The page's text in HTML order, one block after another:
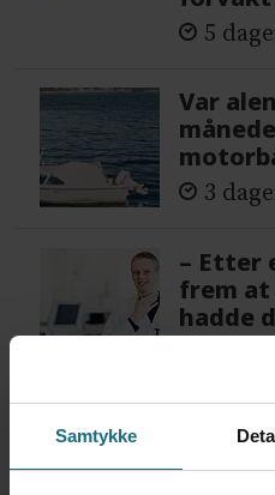
Samtykke
5
Var
3
– Etter
frem
hadde
Red